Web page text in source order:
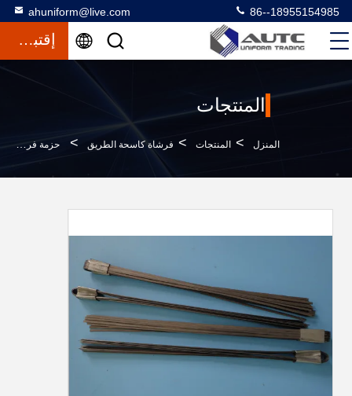
ahuniform@live.com 86--18955154985
إقتباس
المنتجات
المنزل > المنتجات > فرشاة كاسحة الطريق > حزمة فرشاة كنس برودواي سلك فولاذي مسطح للمكنسة الجانبية 2000